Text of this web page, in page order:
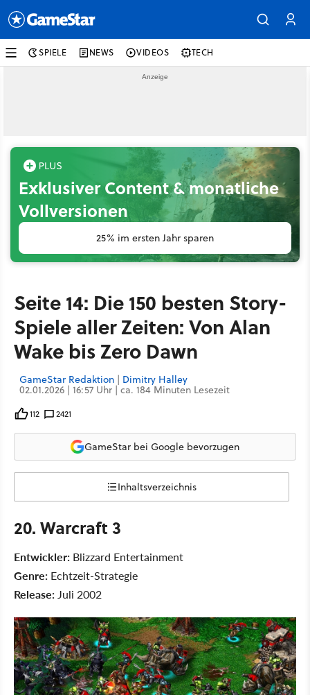
SPIELE NEWS VIDEOS TECH
Exklusiver Content & monatliche
Vollversionen
25% im ersten Jahr sparen
Seite 14: Die 150 besten Story-
Spiele aller Zeiten: Von Alan
Wake bis Zero Dawn
GameStar Redaktion | Dimitry Halley
02.01.2026 | 16:57 Uhr | ca. 184 Minuten Lesezeit
112 2421
GameStar bei Google bevorzugen
Inhaltsverzeichnis
20. Warcraft 3
Entwickler: Blizzard Entertainment
Genre: Echtzeit-Strategie
Release:Juli 2002